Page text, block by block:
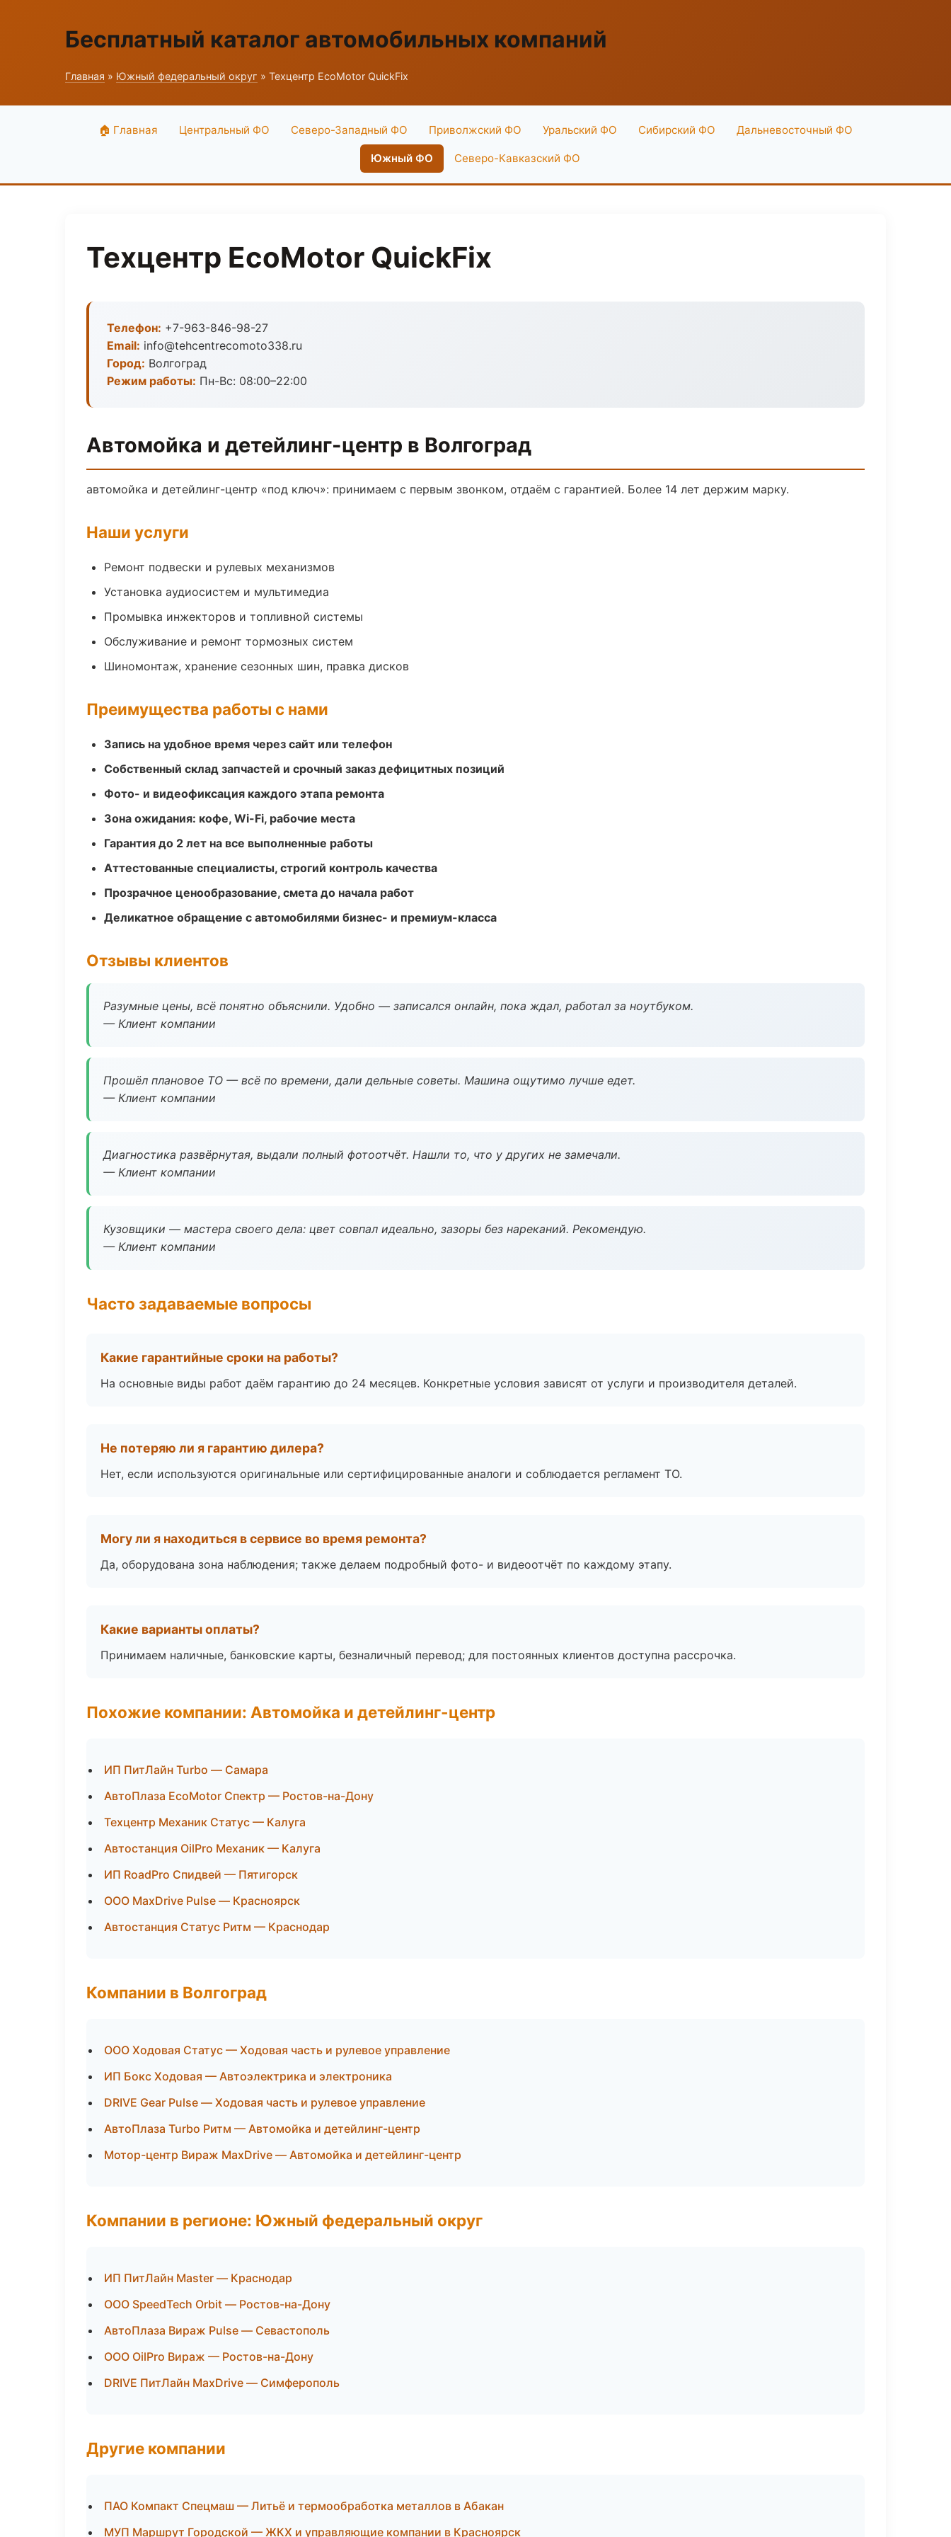
Бесплатный каталог автомобильных компаний
Главная » Южный федеральный округ » Техцентр EcoMotor QuickFix
🏠 Главная Центральный ФО Северо-Западный ФО Приволжский ФО Уральский ФО Сибирский ФО Дальневосточный ФО
Южный ФО Северо-Кавказский ФО
Техцентр EcoMotor QuickFix
Телефон: +7-963-846-98-27
Email: info@tehcentrecomoto338.ru
Город: Волгоград
Режим работы: Пн-Вс: 08:00–22:00
Автомойка и детейлинг-центр в Волгоград
автомойка и детейлинг-центр «под ключ»: принимаем с первым звонком, отдаём с гарантией. Более 14 лет держим марку.
Наши услуги
Ремонт подвески и рулевых механизмов
Установка аудиосистем и мультимедиа
Промывка инжекторов и топливной системы
Обслуживание и ремонт тормозных систем
Шиномонтаж, хранение сезонных шин, правка дисков
Преимущества работы с нами
Запись на удобное время через сайт или телефон
Собственный склад запчастей и срочный заказ дефицитных позиций
Фото- и видеофиксация каждого этапа ремонта
Зона ожидания: кофе, Wi-Fi, рабочие места
Гарантия до 2 лет на все выполненные работы
Аттестованные специалисты, строгий контроль качества
Прозрачное ценообразование, смета до начала работ
Деликатное обращение с автомобилями бизнес- и премиум-класса
Отзывы клиентов
Разумные цены, всё понятно объяснили. Удобно — записался онлайн, пока ждал, работал за ноутбуком.
— Клиент компании
Прошёл плановое ТО — всё по времени, дали дельные советы. Машина ощутимо лучше едет.
— Клиент компании
Диагностика развёрнутая, выдали полный фотоотчёт. Нашли то, что у других не замечали.
— Клиент компании
Кузовщики — мастера своего дела: цвет совпал идеально, зазоры без нареканий. Рекомендую.
— Клиент компании
Часто задаваемые вопросы
Какие гарантийные сроки на работы?
На основные виды работ даём гарантию до 24 месяцев. Конкретные условия зависят от услуги и производителя деталей.
Не потеряю ли я гарантию дилера?
Нет, если используются оригинальные или сертифицированные аналоги и соблюдается регламент ТО.
Могу ли я находиться в сервисе во время ремонта?
Да, оборудована зона наблюдения; также делаем подробный фото- и видеоотчёт по каждому этапу.
Какие варианты оплаты?
Принимаем наличные, банковские карты, безналичный перевод; для постоянных клиентов доступна рассрочка.
Похожие компании: Автомойка и детейлинг-центр
ИП ПитЛайн Turbo — Самара
АвтоПлаза EcoMotor Спектр — Ростов-на-Дону
Техцентр Механик Статус — Калуга
Автостанция OilPro Механик — Калуга
ИП RoadPro Спидвей — Пятигорск
ООО MaxDrive Pulse — Красноярск
Автостанция Статус Ритм — Краснодар
Компании в Волгоград
ООО Ходовая Статус — Ходовая часть и рулевое управление
ИП Бокс Ходовая — Автоэлектрика и электроника
DRIVE Gear Pulse — Ходовая часть и рулевое управление
АвтоПлаза Turbo Ритм — Автомойка и детейлинг-центр
Мотор-центр Вираж MaxDrive — Автомойка и детейлинг-центр
Компании в регионе: Южный федеральный округ
ИП ПитЛайн Master — Краснодар
ООО SpeedTech Orbit — Ростов-на-Дону
АвтоПлаза Вираж Pulse — Севастополь
ООО OilPro Вираж — Ростов-на-Дону
DRIVE ПитЛайн MaxDrive — Симферополь
Другие компании
ПАО Компакт Спецмаш — Литьё и термообработка металлов в Абакан
МУП Маршрут Городской — ЖКХ и управляющие компании в Красноярск